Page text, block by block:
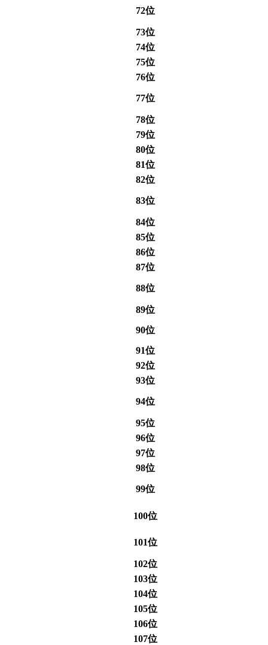
72位
73位
74位
75位
76位
77位
78位
79位
80位
81位
82位
83位
84位
85位
86位
87位
88位
89位
90位
91位
92位
93位
94位
95位
96位
97位
98位
99位
100位
101位
102位
103位
104位
105位
106位
107位